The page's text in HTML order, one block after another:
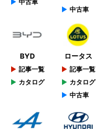
中古車
中古車
BYD
記事一覧
カタログ
ロータス
記事一覧
カタログ
中古車